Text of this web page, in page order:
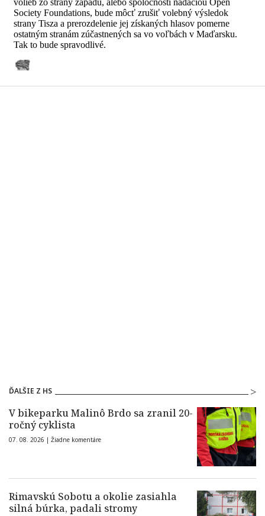
ĎALŠIE Z HS
V bikeparku Malinô Brdo sa zranil 20-
ročný cyklista
07. 08. 2026 | Žiadne komentáre
Rimavskú Sobotu a okolie zasiahla
silná búrka, padali stromy